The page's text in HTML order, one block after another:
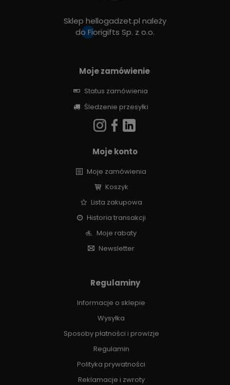
Sklep hellogadzet.pl należy
do Fiorigifts Sp. z o.o.
Moje zamówienie
Status zamówienia
Śledzenie przesyłki
Moje konto
Moje zamówienia
Koszyk
Lista zakupowa
Historia transakcji
Moje rabaty
Newsletter
Regulaminy
Informacje o sklepie
Wysyłka
Sposoby płatności i prowizje
Regulamin
Polityka prywatności
Reklamacje i zwroty